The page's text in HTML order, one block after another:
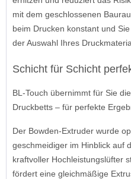
mit dem geschlossenen
beim Drucken konstant und
der Auswahl Ihres
Schicht für Schicht
BL-Touch übernimmt für Sie
Druckbetts – für perfekte
Der Bowden-Extruder wurde
geschmeidiger im Hinblick auf
kraftvoller Hochleistungslüfter
fördert eine gleichmäßige